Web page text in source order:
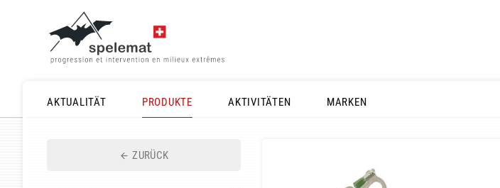
AKTUALITÄT
PRODUKTE AKTIVITÄTEN MARKEN
ZURÜCK